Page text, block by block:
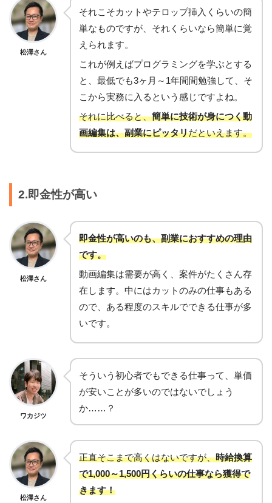
松澤さん
それこそカットやテロップ挿入くらいの簡
単なものですが、それくらいなら簡単に覚
えられます。
これが例えばプログラミングを学ぶとする
と、最低でも3ヶ月～1年間間勉強して、そ
こから実務に入るという感じですよね。
それに比べると、簡単に技術が身につく動
画編集は、副業にピッタリだといえます。
2.即金性が高い
松澤さん
即金性が高いのも、副業におすすめの理由
です。
動画編集は需要が高く、案件がたくさん存
在します。中にはカットのみの仕事もある
ので、ある程度のスキルでできる仕事が多
いです。
ワカジツ
そういう初心者でもできる仕事って、単価
が安いことが多いのではないでしょう
か……？
松澤さん
正直そこまで高くはないですが、時給換算
で1,000～1,500円くらいの仕事なら獲得で
きます！